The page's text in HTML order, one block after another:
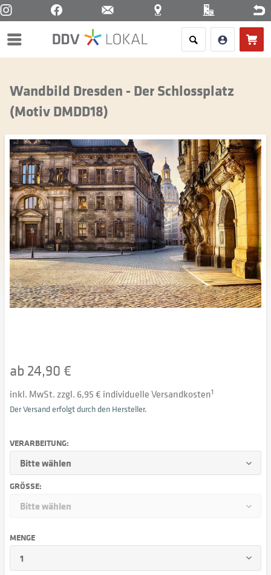
Menü
Wandbild Dresden - Der Schlossplatz
(Motiv DMDD18)
ab 24,90 €
inkl. MwSt. zzgl. 6,95 € individuelle Versandkosten1
Der Versand erfolgt durch den Hersteller.
VERARBEITUNG:
GRÖSSE:
MENGE